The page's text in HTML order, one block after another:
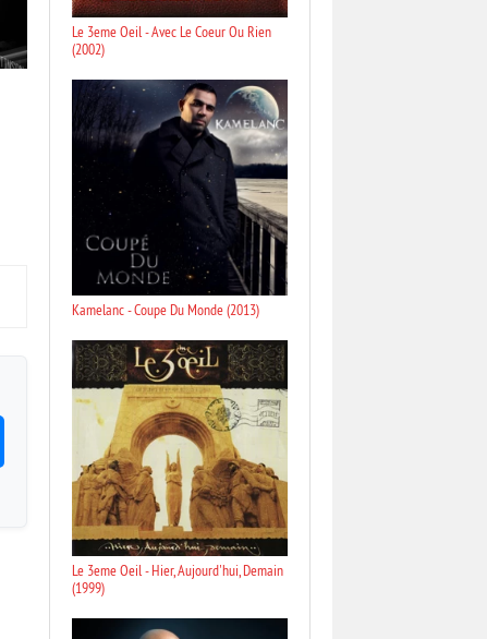
Le 3eme Oeil - Avec Le Coeur Ou Rien
(2002)
Kamelanc - Coupe Du Monde (2013)
Le 3eme Oeil - Hier, Aujourd'hui, Demain
(1999)